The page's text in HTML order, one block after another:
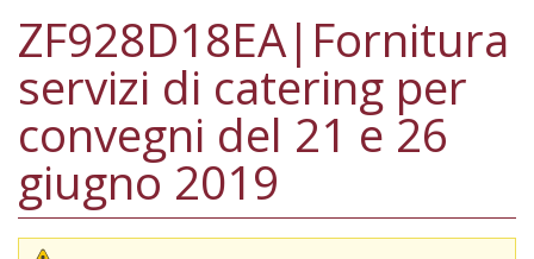
ZF928D18EA|Fornitura
servizi di catering per
convegni del 21 e 26
giugno 2019